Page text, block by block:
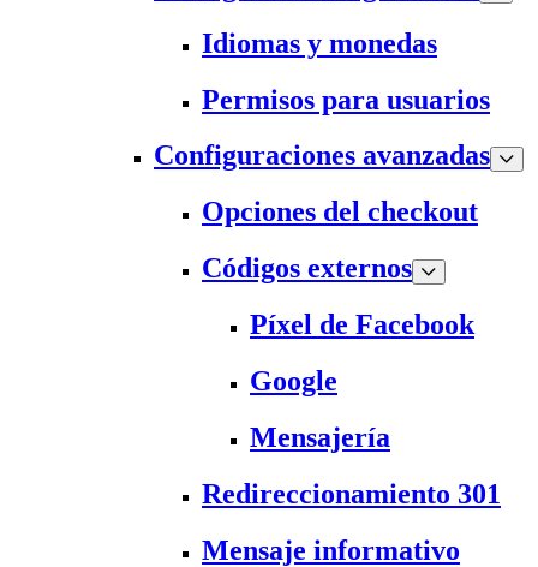
Idiomas y monedas
Permisos para usuarios
Configuraciones avanzadas
Opciones del checkout
Códigos externos
Píxel de Facebook
Google
Mensajería
Redireccionamiento 301
Mensaje informativo